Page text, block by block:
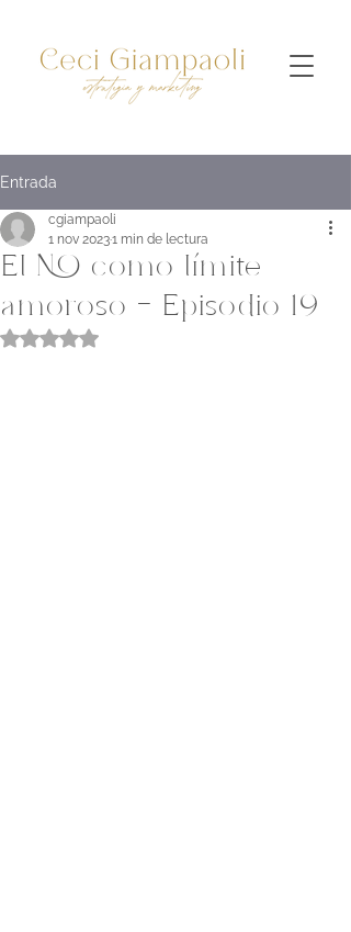
Entrada
El NO como límite
amoroso - Episodio 19
cgiampaoli
1 nov 20231 min de lectura
Obtuvo NaN de 5 estrellas.